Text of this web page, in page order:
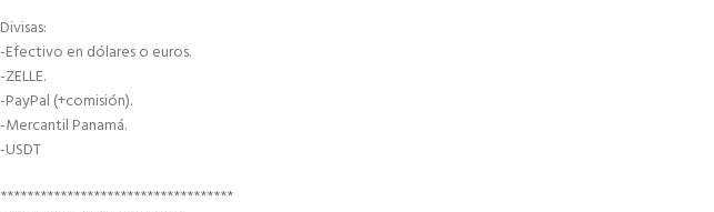
Divisas:
-Efectivo en dólares o euros.
-ZELLE.
-PayPal (+comisión).
-Mercantil Panamá.
-USDT
***********************************